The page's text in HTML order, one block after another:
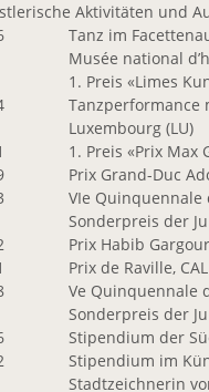
Aktivitäten und
Tanz im
Musée national
1. Preis «Limes
Tanzperformance
Luxembourg (LU)
1. Preis «Prix Max
Prix Grand-Duc
VIe Quinquennale
Sonderpreis der
Prix Habib
Prix de Raville,
Ve Quinquennale
Sonderpreis der
Stipendium der
Stipendium im
Stadtzeichnerin